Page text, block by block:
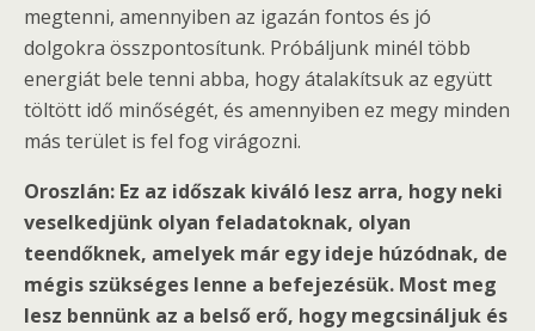
megtenni, amennyiben az igazán fontos és jó
dolgokra összpontosítunk. Próbáljunk minél több
energiát bele tenni abba, hogy átalakítsuk az együtt
töltött idő minőségét, és amennyiben ez megy minden
más terület is fel fog virágozni.
Oroszlán: Ez az időszak kiváló lesz arra, hogy neki
veselkedjünk olyan feladatoknak, olyan
teendőknek, amelyek már egy ideje húzódnak, de
mégis szükséges lenne a befejezésük. Most meg
lesz bennünk az a belső erő, hogy megcsináljuk és